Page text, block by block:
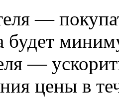
—
будет
—
цены в